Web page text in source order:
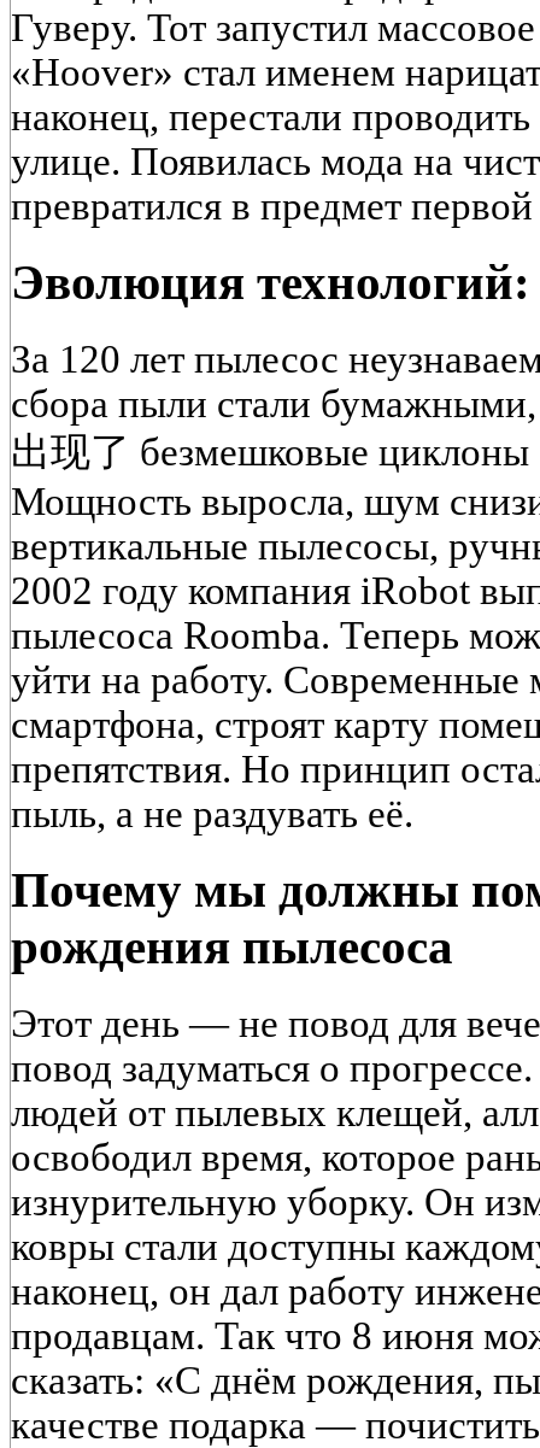
Гуверу. Тот запустил
«Hoover» стал именем
наконец, перестали
улице. Появилась мода на
превратился в предмет
Эволюция
За 120 лет пылесос
сбора пыли стали
出现了 безмешковые циклоны
Мощность выросла, шум
вертикальные пылесосы,
2002 году компания iRobot
пылесоса Roomba. Теперь
уйти на работу. Современные
смартфона, строят карту
препятствия. Но принцип
пыль, а не раздувать её.
Почему мы должны
рождения пылесоса
Этот день — не повод для
повод задуматься о
людей от пылевых клещей,
освободил время, которое
изнурительную уборку. Он
ковры стали доступны
наконец, он дал работу
продавцам. Так что 8 июня
сказать: «С днём рождения,
качестве подарка —